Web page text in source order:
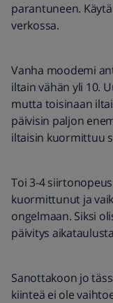
parantuneen.
verkossa.
Vanha moodemi
iltain vähän yli 10.
mutta toisinaan
päivisin paljon
iltaisin kuormittuu
Toi 3-4
kuormittunut ja
ongelmaan. Siksi
päivitys
Sanottakoon jo
kiinteä ei ole